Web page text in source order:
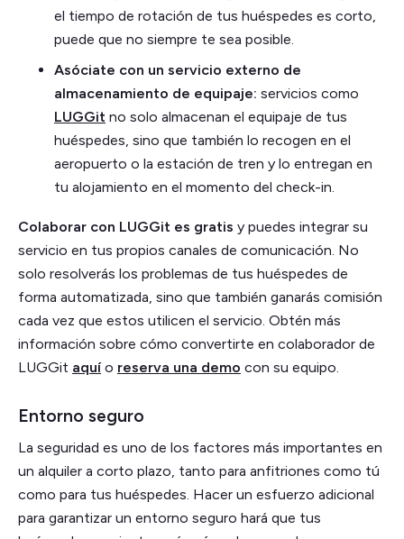
el tiempo de rotación de tus huéspedes es corto,
puede que no siempre te sea posible.
Asóciate con un servicio externo de
almacenamiento de equipaje: servicios como
LUGGit no solo almacenan el equipaje de tus
huéspedes, sino que también lo recogen en el
aeropuerto o la estación de tren y lo entregan en
tu alojamiento en el momento del check-in.
Colaborar con LUGGit es gratis y puedes integrar su
servicio en tus propios canales de comunicación. No
solo resolverás los problemas de tus huéspedes de
forma automatizada, sino que también ganarás comisión
cada vez que estos utilicen el servicio. Obtén más
información sobre cómo convertirte en colaborador de
LUGGit aquío reserva una demo con su equipo.
Entorno seguro
La seguridad es uno de los factores más importantes en
un alquiler a corto plazo, tanto para anfitriones como tú
como para tus huéspedes. Hacer un esfuerzo adicional
para garantizar un entorno seguro hará que tus